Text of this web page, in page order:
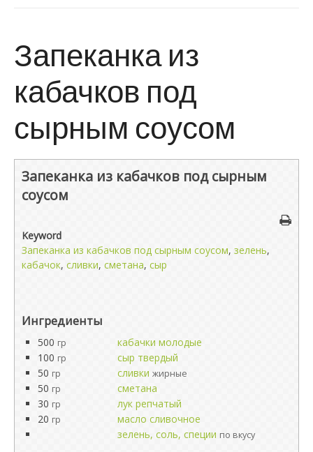
Запеканка из
кабачков под
сырным соусом
Запеканка из кабачков под сырным
соусом
Keyword
Запеканка из кабачков под сырным соусом, зелень,
кабачок, сливки, сметана, сыр
Ингредиенты
500 гр
кабачки молодые
100 гр
сыр твердый
50 гр сливки жирные
50 гр
сметана
30 гр
лук репчатый
20 гр
масло сливочное
зелень, соль, специи по вкусу